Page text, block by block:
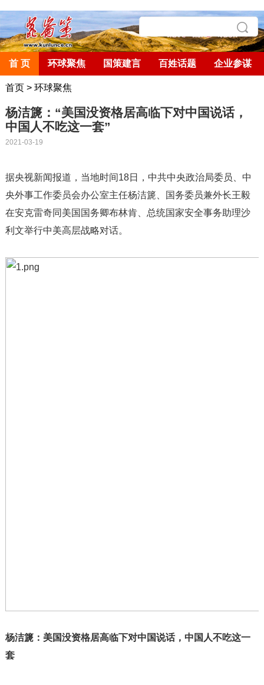
首 页 环球聚焦 国策建言 百姓话题 企业参谋
首页> 环球聚焦
杨洁篪：“美国没资格居高临下对中国说话，
中国人不吃这一套”
2021-03-19
据央视新闻报道，当地时间18日，中共中央政治局委员、中
央外事工作委员会办公室主任杨洁篪、国务委员兼外长王毅
在安克雷奇同美国国务卿布林肯、总统国家安全事务助理沙
利文举行中美高层战略对话。
杨洁篪：美国没资格居高临下对中国说话，中国人不吃这一
套